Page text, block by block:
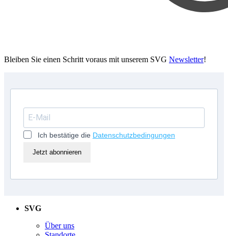
Bleiben Sie einen Schritt voraus mit unserem SVG Newsletter!
Ich bestätige die Datenschutzbedingungen
Jetzt abonnieren
SVG
Über uns